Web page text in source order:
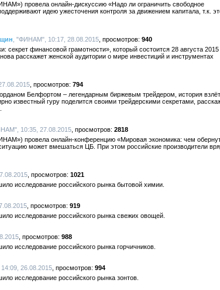
провела онлайн-дискуссию «Надо ли ограничить свободное
идею ужесточения контроля за движением капитала, т.к.
, "ФИНАМ", 10:17, 28.08.2015
940
финансовой грамотности», который состоится 28 августа 2015
расскажет женской аудитории о мире инвестиций и инструментах
794
Белфортом – легендарным биржевым трейдером, история
известный гуру поделится своими трейдерскими секретами,
10:35, 27.08.2015
2818
провела онлайн-конференцию «Мировая экономика: чем
может вмешаться ЦБ. При этом российские производители
1021
исследование российского рынка бытовой химии.
919
исследование российского рынка свежих овощей.
988
исследование российского рынка горчичников.
26.08.2015
994
исследование российского рынка зонтов.